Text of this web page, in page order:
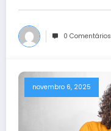
0 Comentários
novembro 6, 2025